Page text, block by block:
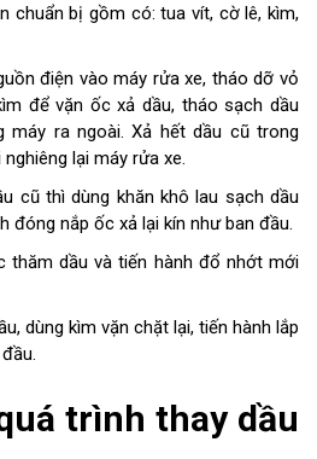
chuẩn bị gồm có: tua vít, cờ lê, kìm,
điện vào máy rửa xe, tháo dỡ vỏ
để vặn ốc xả dầu, tháo sạch dầu
máy ra ngoài. Xả hết dầu cũ trong
lại máy rửa xe.
cũ thì dùng khăn khô lau sạch dầu
đóng nắp ốc xả lại kín như ban đầu.
thăm dầu và tiến hành đổ nhớt mới
dùng kìm vặn chặt lại, tiến hành lắp
trình thay dầu